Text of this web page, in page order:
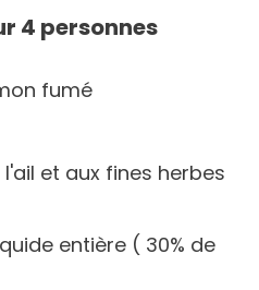
4 personnes
fumé
et aux fines herbes
entière ( 30% de